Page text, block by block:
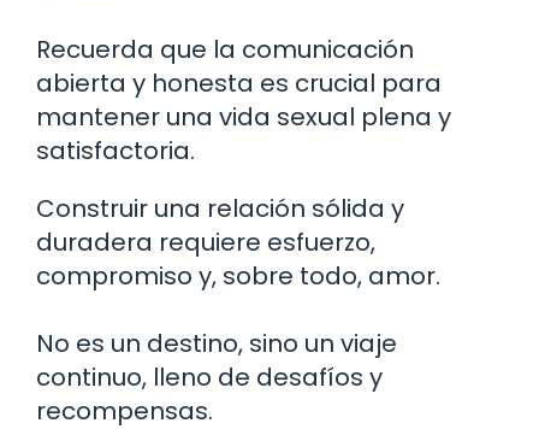
Recuerda que la comunicación
abierta y honesta es crucial para
mantener una vida sexual plena y
satisfactoria.
Construir una relación sólida y
duradera requiere esfuerzo,
compromiso y, sobre todo, amor.
No es un destino, sino un viaje
continuo, lleno de desafíos y
recompensas.